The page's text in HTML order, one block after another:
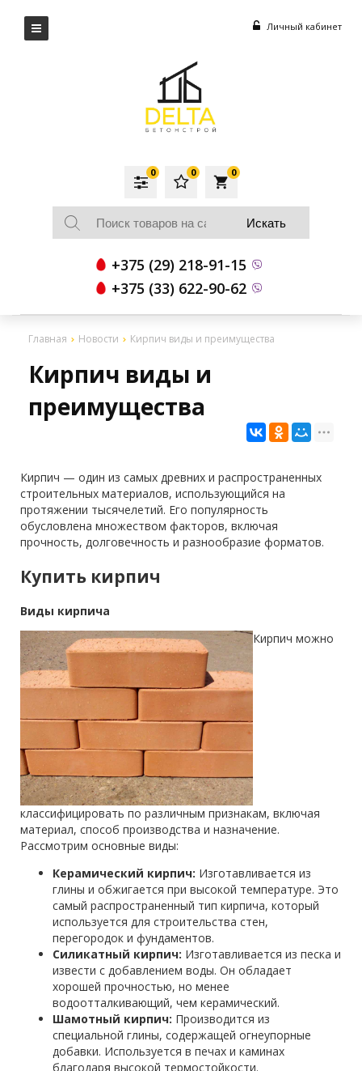
Личный кабинет
local_grocery_store
0
0
0
+375 (29) 218-91-15
+375 (33) 622-90-62
Главная Новости Кирпич виды и преимущества
Кирпич виды и
преимущества
Кирпич — один из самых древних и распространенных
строительных материалов, использующийся на
протяжении тысячелетий. Его популярность
обусловлена множеством факторов, включая
прочность, долговечность и разнообразие форматов.
Купить кирпич
Виды кирпича
Кирпич можно
классифицировать по различным признакам, включая
материал, способ производства и назначение.
Рассмотрим основные виды:
Керамический кирпич: Изготавливается из
глины и обжигается при высокой температуре. Это
самый распространенный тип кирпича, который
используется для строительства стен,
перегородок и фундаментов.
Силикатный кирпич: Изготавливается из песка и
извести с добавлением воды. Он обладает
хорошей прочностью, но менее
водоотталкивающий, чем керамический.
Шамотный кирпич: Производится из
специальной глины, содержащей огнеупорные
добавки. Используется в печах и каминах
благодаря высокой термостойкости.